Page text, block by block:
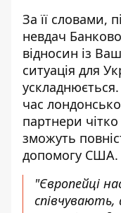
За її словами,
невдач
відносин із
ситуація для
час
партнери
зможуть
допомогу США.
"Європейці
співчувають,